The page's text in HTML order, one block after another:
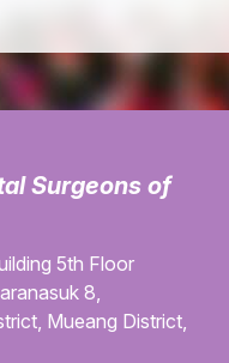
Surgeons of
5th Floor
8,
Mueang District,